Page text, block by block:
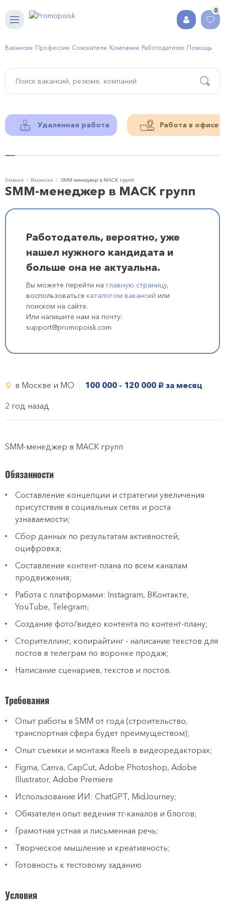
0
Вакансии Профессии Соискатели Компании Работодателю Помощь
Удаленная работа Работа в офисе
Главная Вакансии SMM-менеджер в МАСК групп
SMM-менеджер в МАСК групп
Работодатель, вероятно, уже
нашел нужного кандидата и
больше она не актуальна.
Вы можете перейти на главную страницу,
воспользоваться каталогом вакансий или
поиском на сайте.
Или напишите нам на почту:
support@promopoisk.com
в Москве и МО 100 000 - 120 000 руб. за месяц
2 год назад
SMM-менеджер в МАСК групп
Обязанности
Составление концепции и стратегии увеличения
присутствия в социальных сетях и роста
узнаваемости;
Сбор данных по результатам активностей,
оцифровка;
Составление контент-плана по всем каналам
продвижения;
Работа с платформами: Instagram, ВКонтакте,
YouTube, Telegram;
Создание фото/видео контента по контент-плану;
Сторителлинг, копирайтинг - написание текстов для
постов в телеграм по воронке продаж;
Написание сценариев, текстов и постов.
Требования
Опыт работы в SMM от года (строительство,
транспортная сфера будет преимуществом);
Опыт съемки и монтажа Reels в видеоредакторах;
Figma, Canva, CapCut, Adobe Photoshop, Adobe
Illustrator, Adobe Premiere
Использование ИИ: ChatGPT, MidJourney;
Обязателен опыт ведения тг-каналов и блогов;
Грамотная устная и письменная речь;
Творческое мышление и креативность;
Готовность к тестовому заданию
Условия